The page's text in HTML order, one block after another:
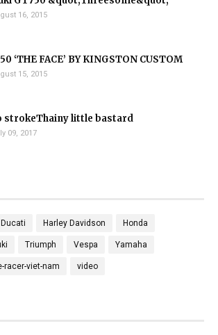
16, 2015
‘THE FACE’ BY KINGSTON CUSTOM
15, 2015
strokeThainy little bastard
09, 2017
Ducati Harley Davidson Honda
Triumph Vespa Yamaha
racer-viet-nam video